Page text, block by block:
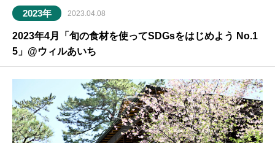
2023年 2023.04.08
2023年4月「旬の食材を使ってSDGsをはじめよう No.1
5」@ウィルあいち